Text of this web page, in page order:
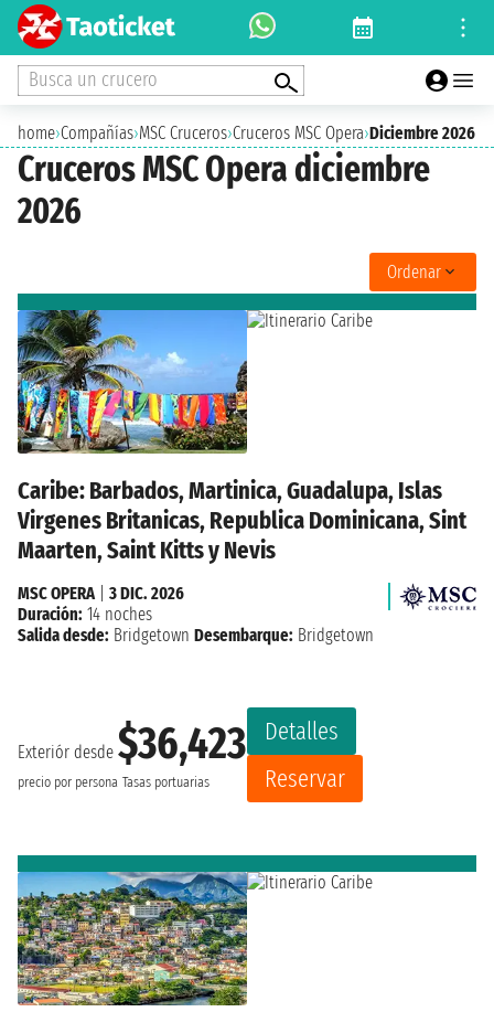
Busca un crucero
home›Compañías›MSC Cruceros›Cruceros MSC Opera›Diciembre 2026
Cruceros MSC Opera diciembre
2026
Ordenar
Caribe: Barbados, Martinica, Guadalupa, Islas
Virgenes Britanicas, Republica Dominicana, Sint
Maarten, Saint Kitts y Nevis
Exteriór desde $36,423
precio por persona Tasas portuarias
Detalles
Reservar
MSC OPERA
3 DIC. 2026
Duración: 14 noches
Salida desde: Bridgetown Desembarque: Bridgetown